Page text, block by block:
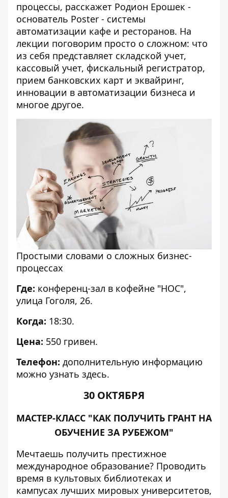
процессы, расскажет Родион Ерошек -
основатель Poster - системы
автоматизации кафе и ресторанов. На
лекции поговорим просто о сложном: что
из себя представляет складской учет,
кассовый учет, фискальный регистратор,
прием банковских карт и эквайринг,
инновации в автоматизации бизнеса и
многое другое.
Простыми словами о сложных бизнес-
процессах
Где: конференц-зал в кофейне "НОС",
улица Гоголя, 26.
Когда: 18:30.
Цена: 550 гривен.
Телефон: дополнительную информацию
можно узнать здесь.
30 ОКТЯБРЯ
МАСТЕР-КЛАСС "КАК ПОЛУЧИТЬ ГРАНТ НА
ОБУЧЕНИЕ ЗА РУБЕЖОМ"
Мечтаешь получить престижное
международное образование? Проводить
время в культовых библиотеках и
кампусах лучших мировых университетов,